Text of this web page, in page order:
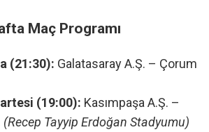
Maç Programı
(21:30): Galatasaray A.Ş. – Çorum
(19:00): Kasımpaşa A.Ş. –
(Recep Tayyip Erdoğan Stadyumu)